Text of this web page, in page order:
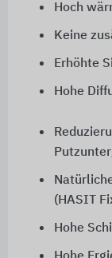
Hoch
Keine
Erhöhte
Hohe
(HASIT
Hohe